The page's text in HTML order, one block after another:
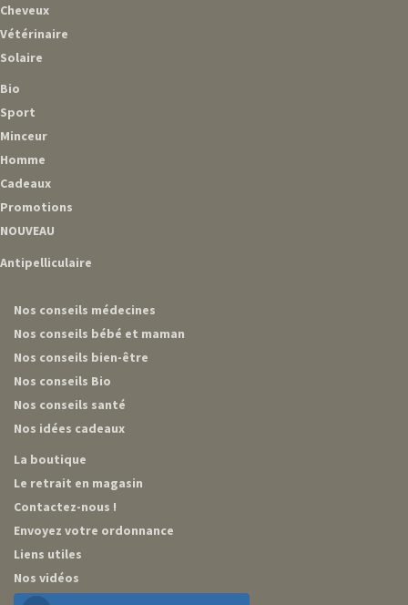
Cheveux
Vétérinaire
Solaire
Bio
Sport
Minceur
Homme
Cadeaux
Promotions
NOUVEAU
Antipelliculaire
Nos conseils médecines
Nos conseils bébé et maman
Nos conseils bien-être
Nos conseils Bio
Nos conseils santé
Nos idées cadeaux
La boutique
Le retrait en magasin
Contactez-nous !
Envoyez votre ordonnance
Liens utiles
Nos vidéos